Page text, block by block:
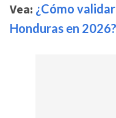
Vea: ¿Cómo
Honduras en 2026?